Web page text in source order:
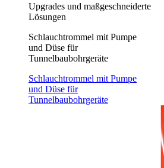
Upgrades und maßgeschneiderte
Lösungen
Schlauchtrommel mit Pumpe
und Düse für
Tunnelbaubohrgeräte
Schlauchtrommel mit Pumpe
und Düse für
Tunnelbaubohrgeräte